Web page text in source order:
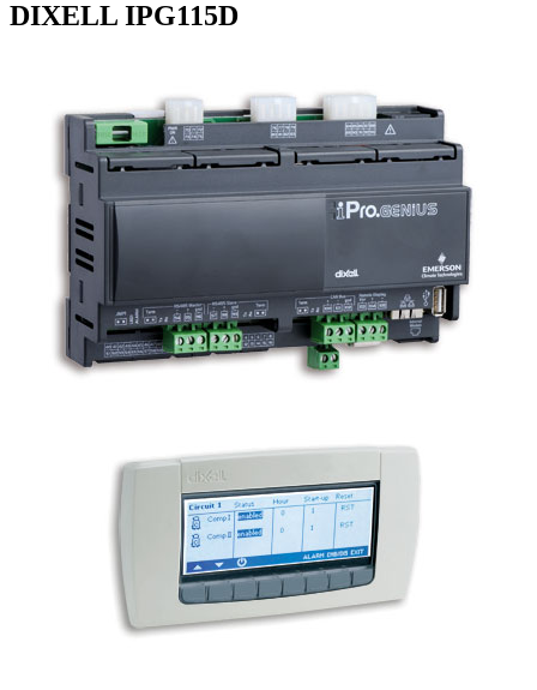
DIXELL IPG115D